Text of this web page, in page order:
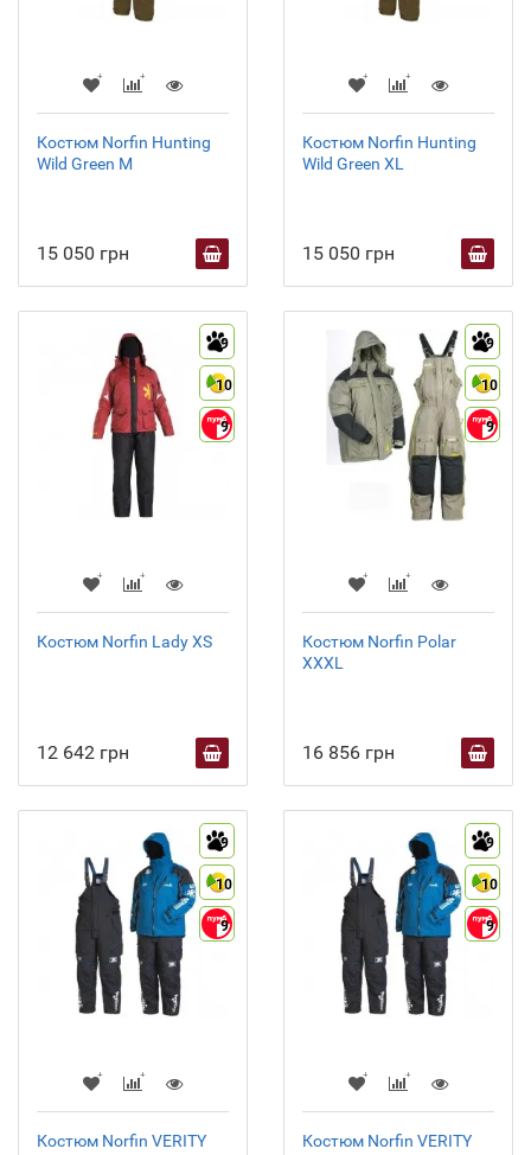
Костюм Norfin Hunting
Wild Green M
15 050 грн
Костюм Norfin Hunting
Wild Green XL
15 050 грн
9
10
9
Костюм Norfin Lady XS
12 642 грн
9
10
9
Костюм Norfin Polar
XXXL
16 856 грн
9
10
9
Костюм Norfin VERITY
9
10
9
Костюм Norfin VERITY